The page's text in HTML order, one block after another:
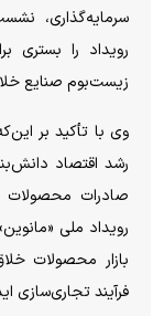
سرمایه‌گذاری،
رویداد را بستری
زیست‌بوم صنایع
وی با تأکید بر
رشد اقتصاد
صادرات محصولات
رویداد ملی
بازار محصولات
فرآیند تجاری‌سازی